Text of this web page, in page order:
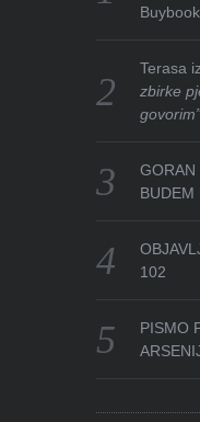
Terasa
zbirke
GORAN
BUDEM
102
PISMO